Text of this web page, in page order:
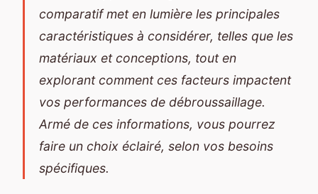
comparatif met en lumière les principales
caractéristiques à considérer, telles que les
matériaux et conceptions, tout en
explorant comment ces facteurs impactent
vos performances de débroussaillage.
Armé de ces informations, vous pourrez
faire un choix éclairé, selon vos besoins
spécifiques.